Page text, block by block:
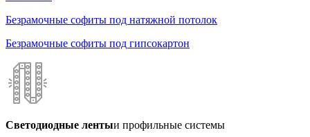
Безрамочные софиты под натяжной потолок
Безрамочные софиты под гипсокартон
Светодиодные лентыи профильные системы